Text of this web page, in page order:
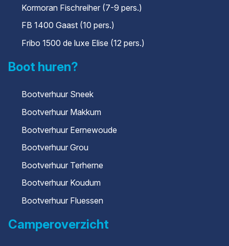
Kormoran Fischreiher (7-9 pers.)
FB 1400 Gaast (10 pers.)
Fribo 1500 de luxe Elise (12 pers.)
Boot huren?
Bootverhuur Sneek
Bootverhuur Makkum
Bootverhuur Eernewoude
Bootverhuur Grou
Bootverhuur Terherne
Bootverhuur Koudum
Bootverhuur Fluessen
Camperoverzicht